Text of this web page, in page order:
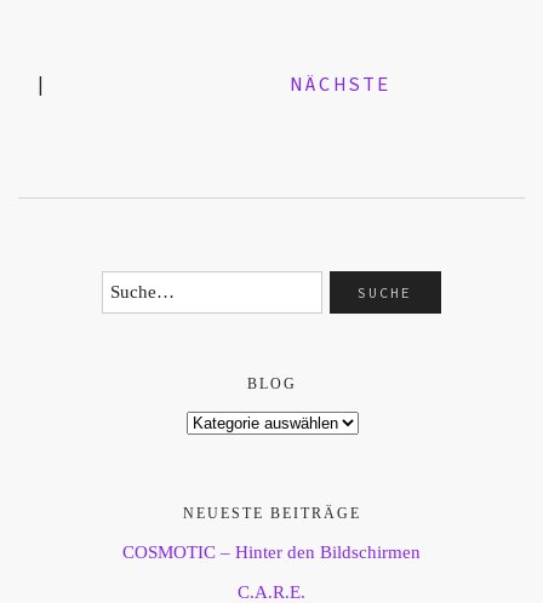
| NÄCHSTE
BLOG
NEUESTE BEITRÄGE
COSMOTIC – Hinter den Bildschirmen
C.A.R.E.